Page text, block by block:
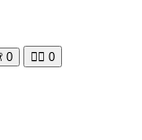
0 🧘‍♀️ 0